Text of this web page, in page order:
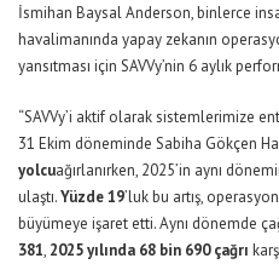
İsmihan Baysal Anderson, binlerce
havalimanında yapay zekanın
yansıtması için SAVVy’nin 6 aylık
“SAVVy’i aktif olarak sistemlerimize
31 Ekim döneminde Sabiha Gökçen
yolcuağırlanırken, 2025’in aynı
ulaştı.Yüzde 19’luk bu artış,
büyümeye işaret etti. Aynı dönemde
381, 2025 yılında 68 bin 690 çağrı